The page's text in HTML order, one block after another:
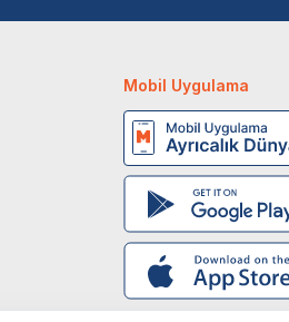
Mobil Uygulama